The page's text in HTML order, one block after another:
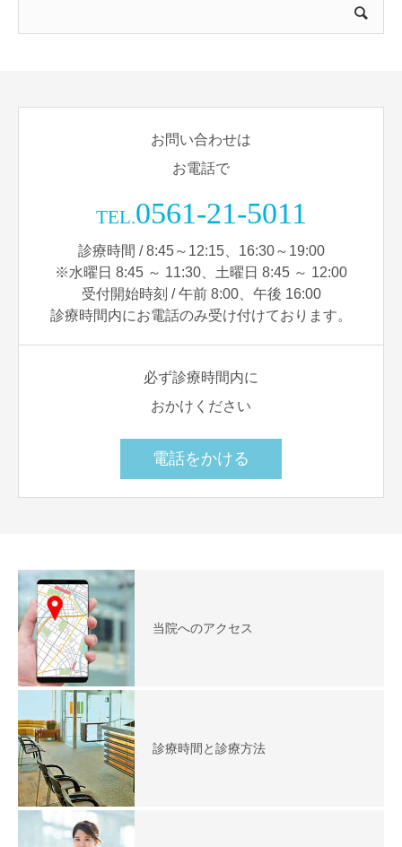
お問い合わせは
お電話で
TEL.0561-21-5011
診療時間 / 8:45～12:15、16:30～19:00
※水曜日 8:45 ～ 11:30、土曜日 8:45 ～ 12:00
受付開始時刻 / 午前 8:00、午後 16:00
診療時間内にお電話のみ受け付けております。
必ず診療時間内に
おかけください
電話をかける
当院へのアクセス
診療時間と診療方法